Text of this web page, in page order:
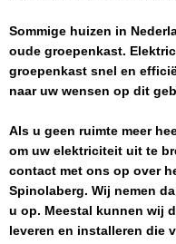
Sommige huizen in
oude groepenkast.
groepenkast snel en
naar uw wensen op dit
Als u geen ruimte meer
om uw elektriciteit uit te
contact met ons op over
Spinolaberg. Wij nemen
u op. Meestal kunnen wij
leveren en installeren die